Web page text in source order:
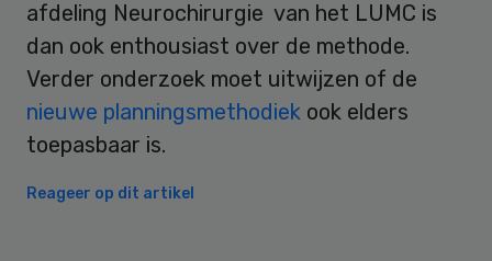
afdeling Neurochirurgie van het LUMC is
dan ook enthousiast over de methode.
Verder onderzoek moet uitwijzen of de
nieuwe planningsmethodiek ook elders
toepasbaar is.
Reageer op dit artikel